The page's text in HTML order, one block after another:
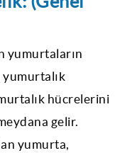
yumurtaların
yumurtalık
hücrelerini
gelir.
yumurta,